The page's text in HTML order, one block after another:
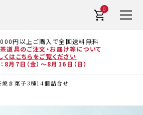
円以上ご購入で全国送料無料
道具のご注文・お届け等について
くはこちらをご覧ください
8月7日（金）～8月16日（日）
0
焼き菓子3種14個詰合せ